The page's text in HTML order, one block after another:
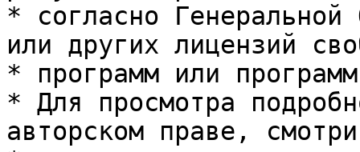
* согласно Генеральной
или других лицензий
* программ или
* Для просмотра
авторском праве,